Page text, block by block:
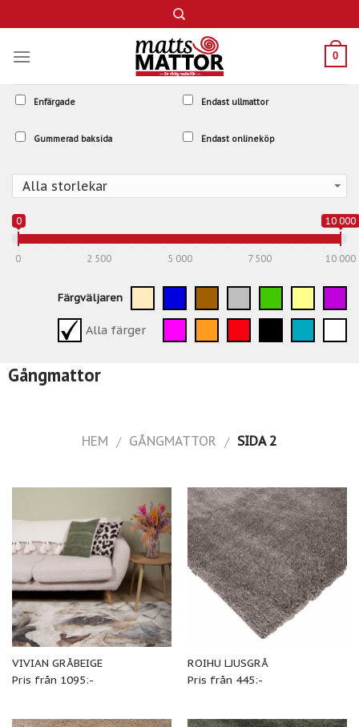
to
content
0
Enfärgade Endast ullmattor
Gummerad baksida Endast onlineköp
0 10 000
0 2 500 5 000 7 500 10 000
Färgväljaren
Alla färger
Gångmattor
HEM / GÅNGMATTOR / SIDA 2
VIVIAN GRÅBEIGE
Pris från 1095:-
ROIHU LJUSGRÅ
Pris från 445:-